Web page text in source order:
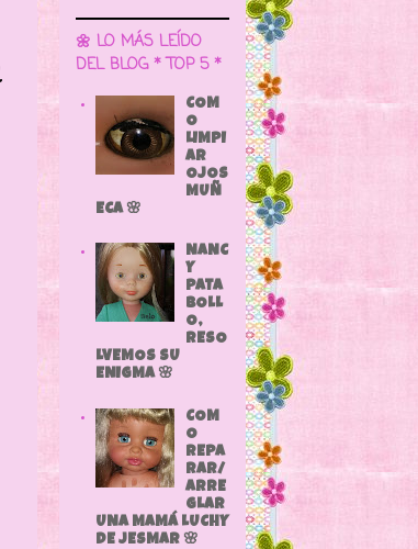
🌼 LO MÁS LEÍDO
DEL BLOG * TOP 5 *
COM
O
LIMPI
AR
OJOS
MUÑ
ECA 🌸
NANC
Y
PATA
BOLL
O,
RESO
LVEMOS SU
ENIGMA 🌸
COM
O
REPA
RAR/
ARRE
GLAR
UNA MAMÁ LUCHY
DE JESMAR 🌸